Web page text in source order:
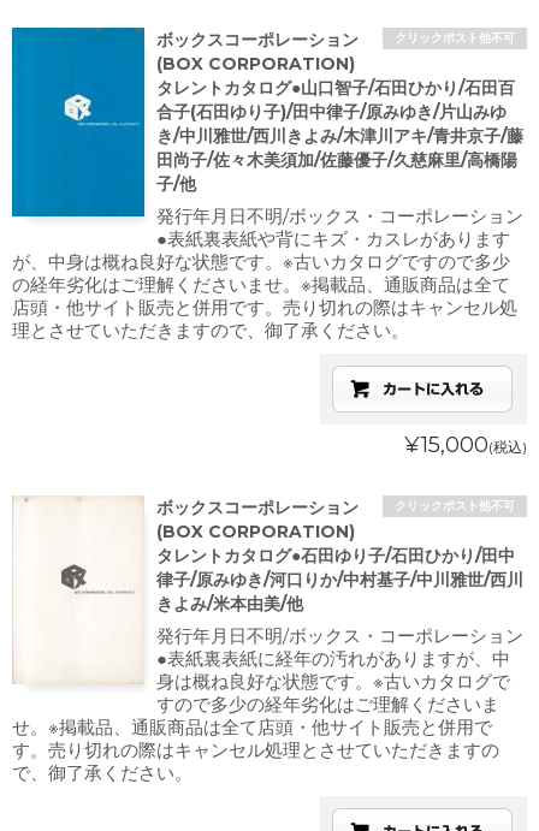
クリックポスト他不可
ボックスコーポレーション
(BOX CORPORATION)
タレントカタログ●山口智子/石田ひかり/石田百
合子(石田ゆり子)/田中律子/原みゆき/片山みゆ
き/中川雅世/西川きよみ/木津川アキ/青井京子/藤
田尚子/佐々木美須加/佐藤優子/久慈麻里/高橋陽
子/他
発行年月日不明/ボックス・コーポレーション
●表紙裏表紙や背にキズ・カスレがあります
が、中身は概ね良好な状態です。※古いカタログですので多少
の経年劣化はご理解くださいませ。※掲載品、通販商品は全て
店頭・他サイト販売と併用です。売り切れの際はキャンセル処
理とさせていただきますので、御了承ください。
¥15,000(税込)
クリックポスト他不可
ボックスコーポレーション
(BOX CORPORATION)
タレントカタログ●石田ゆり子/石田ひかり/田中
律子/原みゆき/河口りか/中村基子/中川雅世/西川
きよみ/米本由美/他
発行年月日不明/ボックス・コーポレーション
●表紙裏表紙に経年の汚れがありますが、中
身は概ね良好な状態です。※古いカタログで
すので多少の経年劣化はご理解くださいま
せ。※掲載品、通販商品は全て店頭・他サイト販売と併用で
す。売り切れの際はキャンセル処理とさせていただきますの
で、御了承ください。